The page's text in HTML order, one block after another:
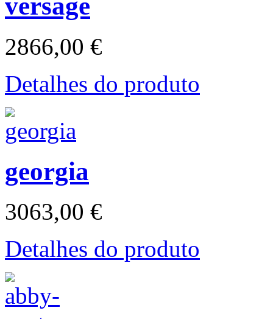
2866,00 €
Detalhes do produto
georgia
3063,00 €
Detalhes do produto